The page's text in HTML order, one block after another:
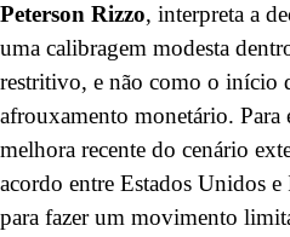
Peterson Rizzo, interpreta a
uma calibragem modesta
restritivo, e não como o início
afrouxamento monetário.
melhora recente do cenário
acordo entre Estados Unidos
para fazer um movimento